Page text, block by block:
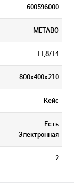
600596000
METABO
11,8/14
800х400х210
Кейс
Есть
Электронная
2